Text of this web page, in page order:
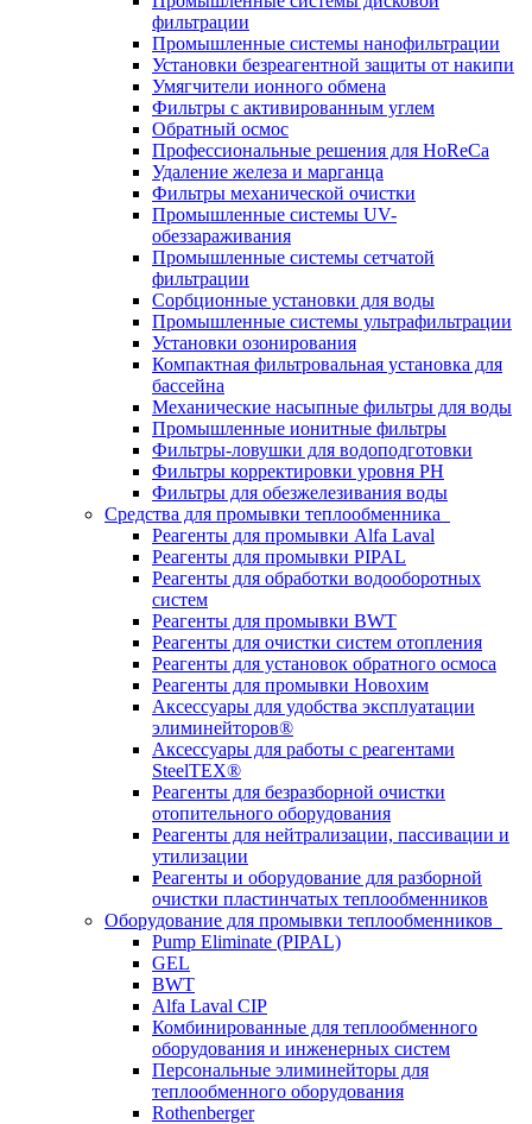
фильтрации
Промышленные системы нанофильтрации
Установки безреагентной защиты от накипи
Умягчители ионного обмена
Фильтры с активированным углем
Обратный осмос
Профессиональные решения для HoReCa
Удаление железа и марганца
Фильтры механической очистки
Промышленные системы UV-
обеззараживания
Промышленные системы сетчатой
фильтрации
Сорбционные установки для воды
Промышленные системы ультрафильтрации
Установки озонирования
Компактная фильтровальная установка для
бассейна
Механические насыпные фильтры для воды
Промышленные ионитные фильтры
Фильтры-ловушки для водоподготовки
Фильтры корректировки уровня PH
Фильтры для обезжелезивания воды
Средства для промывки теплообменника
Реагенты для промывки Alfa Laval
Реагенты для промывки PIPAL
Реагенты для обработки водооборотных
систем
Реагенты для промывки BWT
Реагенты для очистки систем отопления
Реагенты для установок обратного осмоса
Реагенты для промывки Новохим
Аксессуары для удобства эксплуатации
элиминейторов®
Аксессуары для работы с реагентами
SteelTEX®
Реагенты для безразборной очистки
отопительного оборудования
Реагенты для нейтрализации, пассивации и
утилизации
Реагенты и оборудование для разборной
очистки пластинчатых теплообменников
Оборудование для промывки теплообменников
Pump Eliminate (PIPAL)
GEL
BWT
Alfa Laval CIP
Комбинированные для теплообменного
оборудования и инженерных систем
Персональные элиминейторы для
теплообменного оборудования
Rothenberger